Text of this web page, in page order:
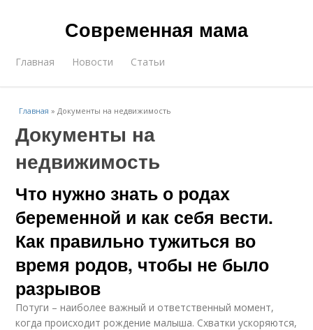
Современная мама
Главная Новости Статьи
Главная »Документы на недвижимость
Документы на
недвижимость
Что нужно знать о родах
беременной и как себя вести.
Как правильно тужиться во
время родов, чтобы не было
разрывов
Потуги – наиболее важный и ответственный момент,
когда происходит рождение малыша. Схватки ускоряются,